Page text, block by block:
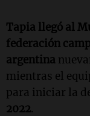
Tapia llegó al
federación
argentina
mientras el
para iniciar la
2022.